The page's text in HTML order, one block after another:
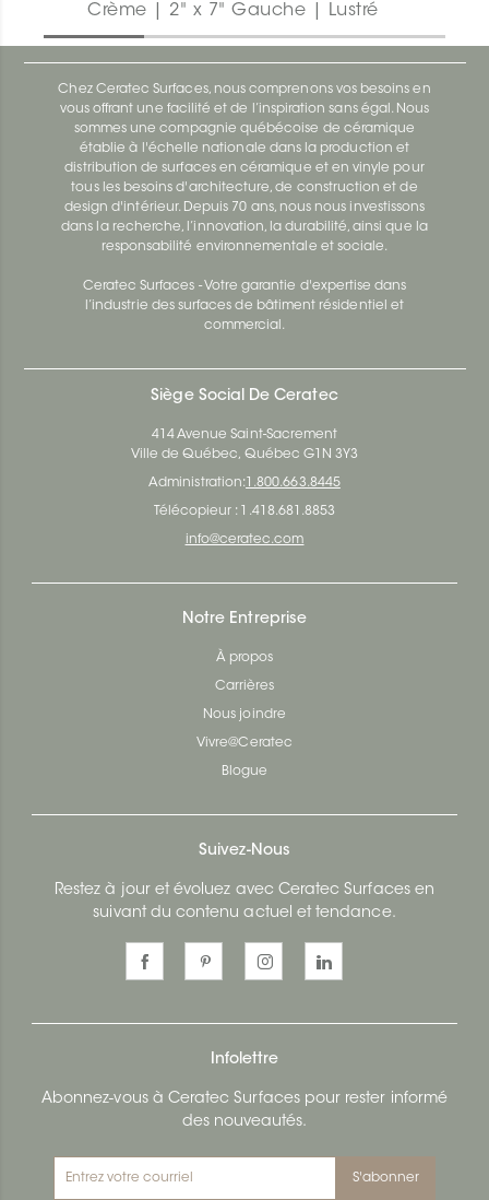
Crème | 2" x 7" Gauche | Lustré
Chez Ceratec Surfaces, nous comprenons vos besoins en
vous offrant une facilité et de l’inspiration sans égal. Nous
sommes une compagnie québécoise de céramique
établie à l'échelle nationale dans la production et
distribution de surfaces en céramique et en vinyle pour
tous les besoins d'architecture, de construction et de
design d'intérieur. Depuis 70 ans, nous nous investissons
dans la recherche, l’innovation, la durabilité, ainsi que la
responsabilité environnementale et sociale.
Ceratec Surfaces - Votre garantie d'expertise dans
l’industrie des surfaces de bâtiment résidentiel et
commercial.
Siège Social De Ceratec
414 Avenue Saint-Sacrement
Ville de Québec, Québec G1N 3Y3
Administration: 1.800.663.8445
Télécopieur : 1.418.681.8853
info@ceratec.com
Notre Entreprise
À propos
Carrières
Nous joindre
Vivre@Ceratec
Blogue
Suivez-Nous
Restez à jour et évoluez avec Ceratec Surfaces en
suivant du contenu actuel et tendance.
Infolettre
Abonnez-vous à Ceratec Surfaces pour rester informé
des nouveautés.
S'abonner